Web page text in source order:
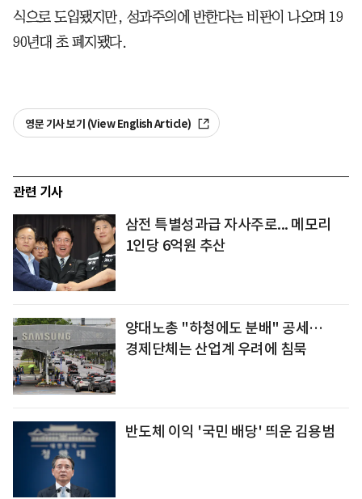
식으로 도입됐지만, 성과주의에 반한다는 비판이 나오며 19
90년대 초 폐지됐다.
영문 기사 보기 (View English Article)
관련 기사
삼전 특별성과급 자사주로... 메모리
1인당 6억원 추산
양대노총 "하청에도 분배" 공세…
경제단체는 산업계 우려에 침묵
반도체 이익 '국민 배당' 띄운 김용범